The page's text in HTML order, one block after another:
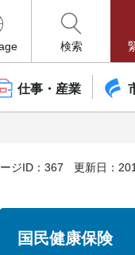
検索
仕事・産業
ジID：367 更新日：
国民健康保険